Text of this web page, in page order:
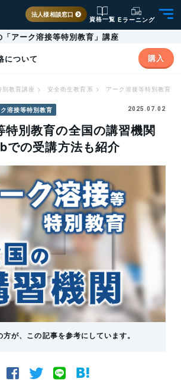
法人様相談窓口
資格一覧 Eラーニング
「アーク溶接等特別教育」講座
について 購入
別教育講座 > 安全衛生教育系 > アーク溶接等特別教育
溶接等特別教育 2025.07.02
特別教育の全国の講習機関
での受講方法も紹介
が、この記事を参考にしています。